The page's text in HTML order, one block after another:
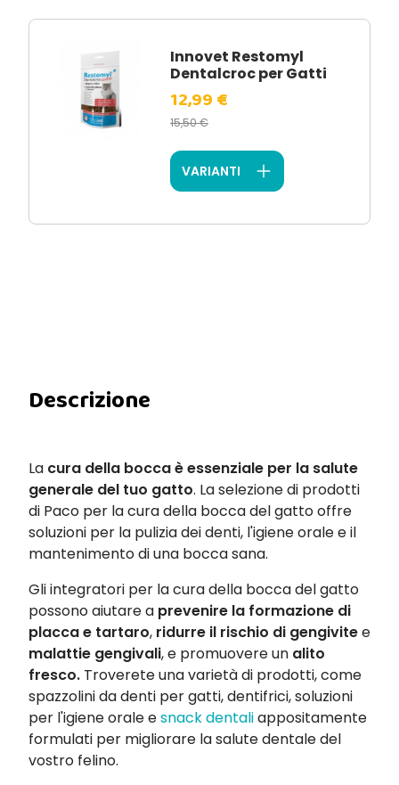
Innovet Restomyl
Dentalcroc per Gatti
12,99 €
15,50 €
VARIANTI
Descrizione
La cura della bocca è essenziale per la salute
generale del tuo gatto. La selezione di prodotti
di Paco per la cura della bocca del gatto offre
soluzioni per la pulizia dei denti, l'igiene orale e il
mantenimento di una bocca sana.
Gli integratori per la cura della bocca del gatto
possono aiutare a prevenire la formazione di
placca e tartaro, ridurre il rischio di gengivitee
malattie gengivali, e promuovere un alito
fresco. Troverete una varietà di prodotti, come
spazzolini da denti per gatti, dentifrici, soluzioni
per l'igiene orale esnack dentaliappositamente
formulati per migliorare la salute dentale del
vostro felino.